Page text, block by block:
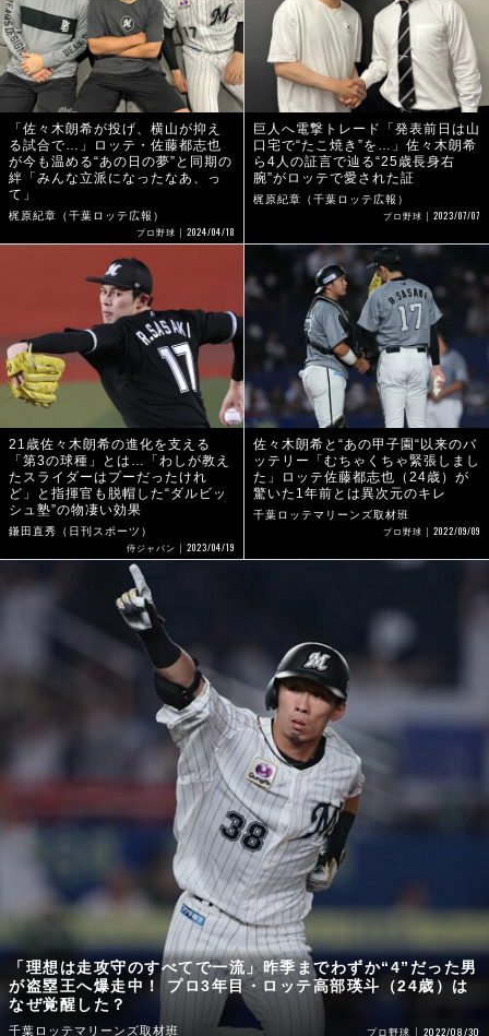
「佐々木朗希が投げ、横山が抑え
る試合で…」ロッテ・佐藤都志也
が今も温める“あの日の夢”と同期の
絆「みんな立派になったなあ、っ
て」
梶原紀章（千葉ロッテ広報）
プロ野球 2024/04/18
巨人へ電撃トレード「発表前日は山
口宅で“たこ焼き”を…」佐々木朗希
ら4人の証言で辿る“25歳長身右
腕”がロッテで愛された証
梶原紀章（千葉ロッテ広報）
プロ野球 2023/07/07
21歳佐々木朗希の進化を支える
「第3の球種」とは…「わしが教え
たスライダーはプーだったけれ
ど」と指揮官も脱帽した“ダルビッ
シュ塾”の物凄い効果
鎌田直秀（日刊スポーツ）
侍ジャパン 2023/04/19
佐々木朗希と“あの甲子園“以来のバ
ッテリー「むちゃくちゃ緊張しまし
た」ロッテ佐藤都志也（24歳）が
驚いた1年前とは異次元のキレ
千葉ロッテマリーンズ取材班
プロ野球 2022/09/09
「理想は走攻守のすべてで一流」昨季までわずか“4”だった男
が盗塁王へ爆走中！ プロ3年目・ロッテ高部瑛斗（24歳）は
なぜ覚醒した？
千葉ロッテマリーンズ取材班 プロ野球 2022/08/30